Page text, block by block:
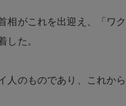
相がこれを出迎え、「ワ
した。
人のものであり、これか